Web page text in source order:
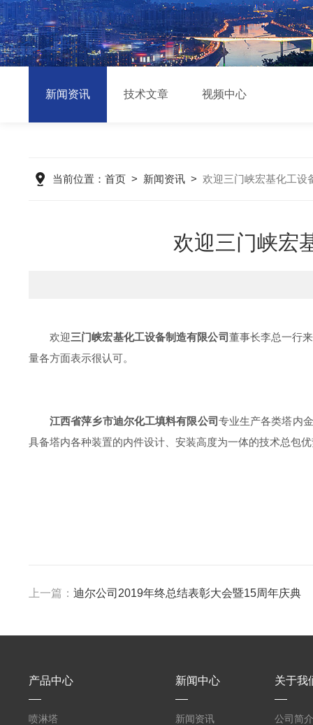
新闻资讯 技术文章 视频中心
当前位置： 首页> 新闻资讯> 欢迎三门峡宏基化工设
欢迎三门峡宏
欢迎三门峡宏基化工设备制造有限公司董事长李总一行
量各方面表示很认可。
江西省萍乡市迪尔化工填料有限公司专业生产各类塔内
具备塔内各种装置的内件设计、安装高度为一体的技术总包
上一篇： 迪尔公司2019年终总结表彰大会暨15周年庆典
产品中心
喷淋塔
新闻中心
新闻资讯
关于我
公司简介